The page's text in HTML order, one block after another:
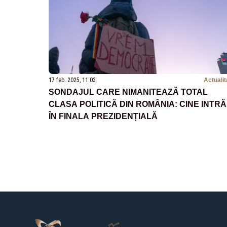
17 feb. 2025, 11:03
SONDAJUL CARE NIMANITEAZĂ TOTAL
CLASA POLITICĂ DIN ROMÂNIA: CINE INTRĂ
ÎN FINALA PREZIDENȚIALĂ